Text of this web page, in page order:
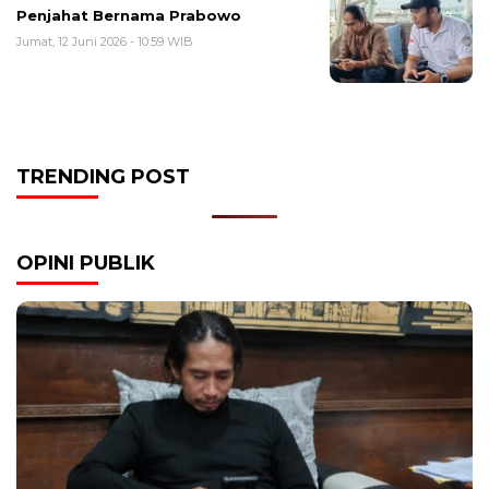
Penjahat Bernama Prabowo
Jumat, 12 Juni 2026 - 10:59 WIB
TRENDING POST
OPINI PUBLIK